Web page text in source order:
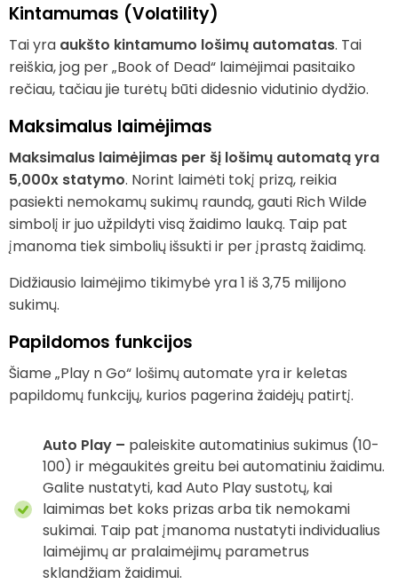
Kintamumas (Volatility)
Tai yra aukšto kintamumo lošimų automatas. Tai
reiškia, jog per „Book of Dead“ laimėjimai pasitaiko
rečiau, tačiau jie turėtų būti didesnio vidutinio dydžio.
Maksimalus laimėjimas
Maksimalus laimėjimas per šį lošimų automatą yra
5,000x statymo. Norint laimėti tokį prizą, reikia
pasiekti nemokamų sukimų raundą, gauti Rich Wilde
simbolį ir juo užpildyti visą žaidimo lauką. Taip pat
įmanoma tiek simbolių išsukti ir per įprastą žaidimą.
Didžiausio laimėjimo tikimybė yra 1 iš 3,75 milijono
sukimų.
Papildomos funkcijos
Šiame „Play n Go“ lošimų automate yra ir keletas
papildomų funkcijų, kurios pagerina žaidėjų patirtį.
Auto Play – paleiskite automatinius sukimus (10-
100) ir mėgaukitės greitu bei automatiniu žaidimu.
Galite nustatyti, kad Auto Play sustotų, kai
laimimas bet koks prizas arba tik nemokami
sukimai. Taip pat įmanoma nustatyti individualius
laimėjimų ar pralaimėjimų parametrus
sklandžiam žaidimui.